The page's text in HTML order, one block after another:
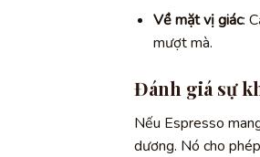
Về mặt vị giác:
mượt mà.
Đánh giá sự
Nếu Espresso
dương. Nó cho